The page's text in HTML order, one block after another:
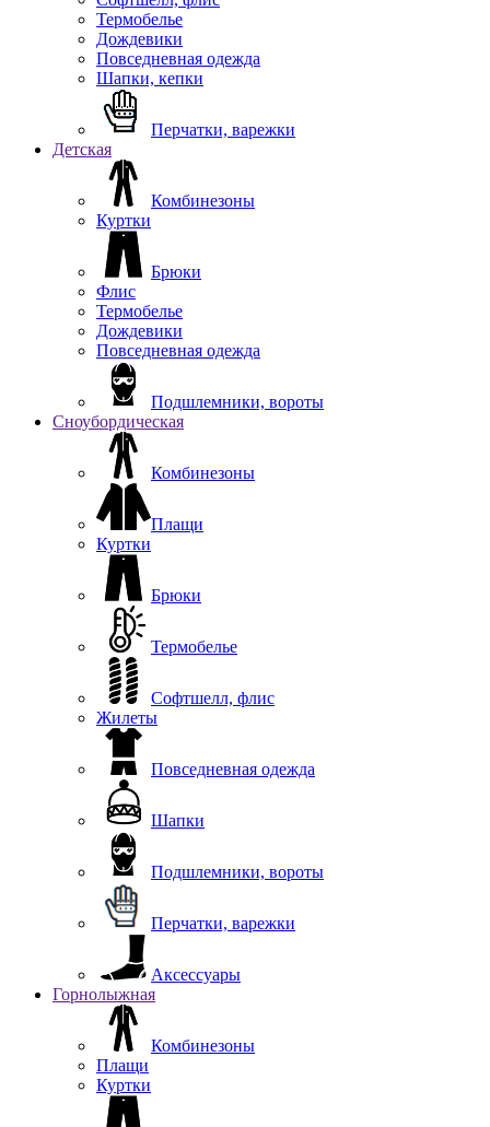
Термобелье
Дождевики
Повседневная одежда
Шапки, кепки
Перчатки, варежки
Детская
Комбинезоны
Куртки
Брюки
Флис
Термобелье
Дождевики
Повседневная одежда
Подшлемники, вороты
Сноубордическая
Комбинезоны
Плащи
Куртки
Брюки
Термобелье
Софтшелл, флис
Жилеты
Повседневная одежда
Шапки
Подшлемники, вороты
Перчатки, варежки
Аксессуары
Горнолыжная
Комбинезоны
Плащи
Куртки